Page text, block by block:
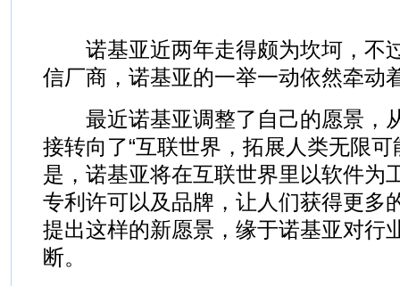
诺基亚近两年走得颇为坎坷，不
信厂商，诺基亚的一举一动依然牵动
最近诺基亚调整了自己的愿景，
接转向了“互联世界，拓展人类无限可
是，诺基亚将在互联世界里以软件为
专利许可以及品牌，让人们获得更多
提出这样的新愿景，缘于诺基亚对行
断。